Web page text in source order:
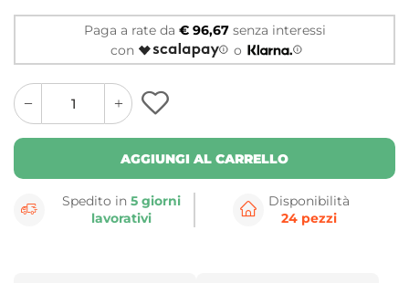
Paga a rate da € 96,67senza interessi
con
o
quantity
button
quantity
minus
button
AGGIUNGI AL CARRELLO
Spedito in5 giorni
lavorativi
Disponibilità
24 pezzi